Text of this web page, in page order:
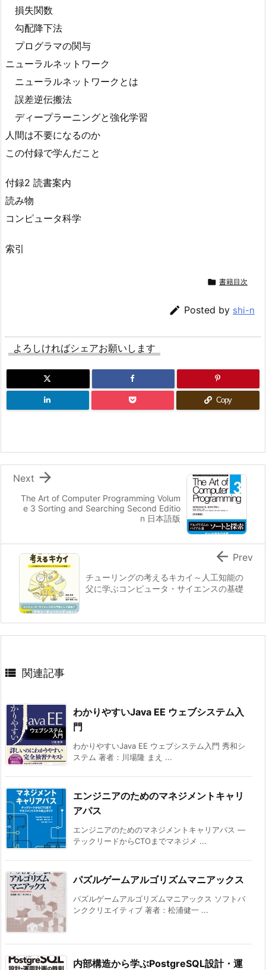
損失関数
勾配降下法
プログラマの関与
ニューラルネットワーク
ニューラルネットワークとは
誤差逆伝搬法
ディープラーニングと強化学習
人間は不要になるのか
この付録で学んだこと
付録2 読書案内
読み物
コンピュータ科学
索引
 書籍目次
 Posted by shi-n
よろしければシェアお願いします
Copy
The Art of Computer Programming Volum
e 3 Sorting and Searching Second Editio
n 日本語版

Next
チューリングの考えるキカイ～人工知能の
父に学ぶコンピュータ・サイエンスの基礎
 Prev
 関連記事
わかりやすいJava EE ウェブシステム入
門
わかりやすいJava EE ウェブシステム入門 秀和シ
ステム 著者：川場隆 まえ ...
エンジニアのためのマネジメントキャリ
アパス
エンジニアのためのマネジメントキャリアパス ―
テックリードからCTOまでマネジメ ...
パズルゲームアルゴリズムマニアックス
パズルゲームアルゴリズムマニアックス ソフトバ
ンククリエイティブ 著者：松浦健一 ...
内部構造から学ぶPostgreSQL設計・運